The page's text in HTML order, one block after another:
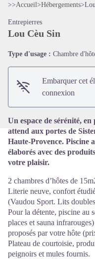
>>Accueil>Hébergements>
Entrepierres
Lou Cèu Sin
Type d'usage : Chambre
Embarquer cet
connexion
Un espace de sérénité,
attend aux portes de
Haute-Provence. Piscine
élaborés avec des
votre plaisir.
2 chambres d’hôtes de
Literie neuve, confort
(Vaudou Sport. Lits
Pour la détente, piscine au
places et sauna
proposés par votre hôte
Plateau de courtoisie,
peignoirs et mules fournis.